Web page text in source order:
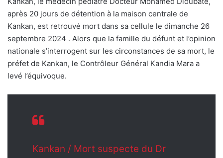
après 20 jours de détention à la maison centrale de
Kankan, est retrouvé mort dans sa cellule le dimanche 26
septembre 2024 . Alors que la famille du défunt et l’opinion
nationale s’interrogent sur les circonstances de sa mort, le
préfet de Kankan, le Contrôleur Général Kandia Mara a
levé l’équivoque.
Kankan / Mort suspecte du Dr